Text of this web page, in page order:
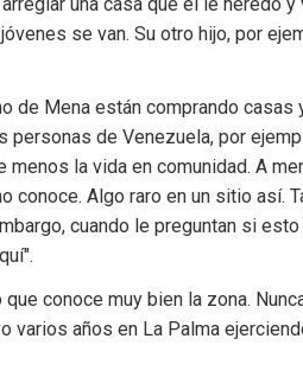
se van. Su otro hijo, por
de Mena están comprando casas
personas de Venezuela, por
menos la vida en comunidad. A
conoce. Algo raro en un sitio así.
cuando le preguntan si
conoce muy bien la zona.
varios años en La Palma